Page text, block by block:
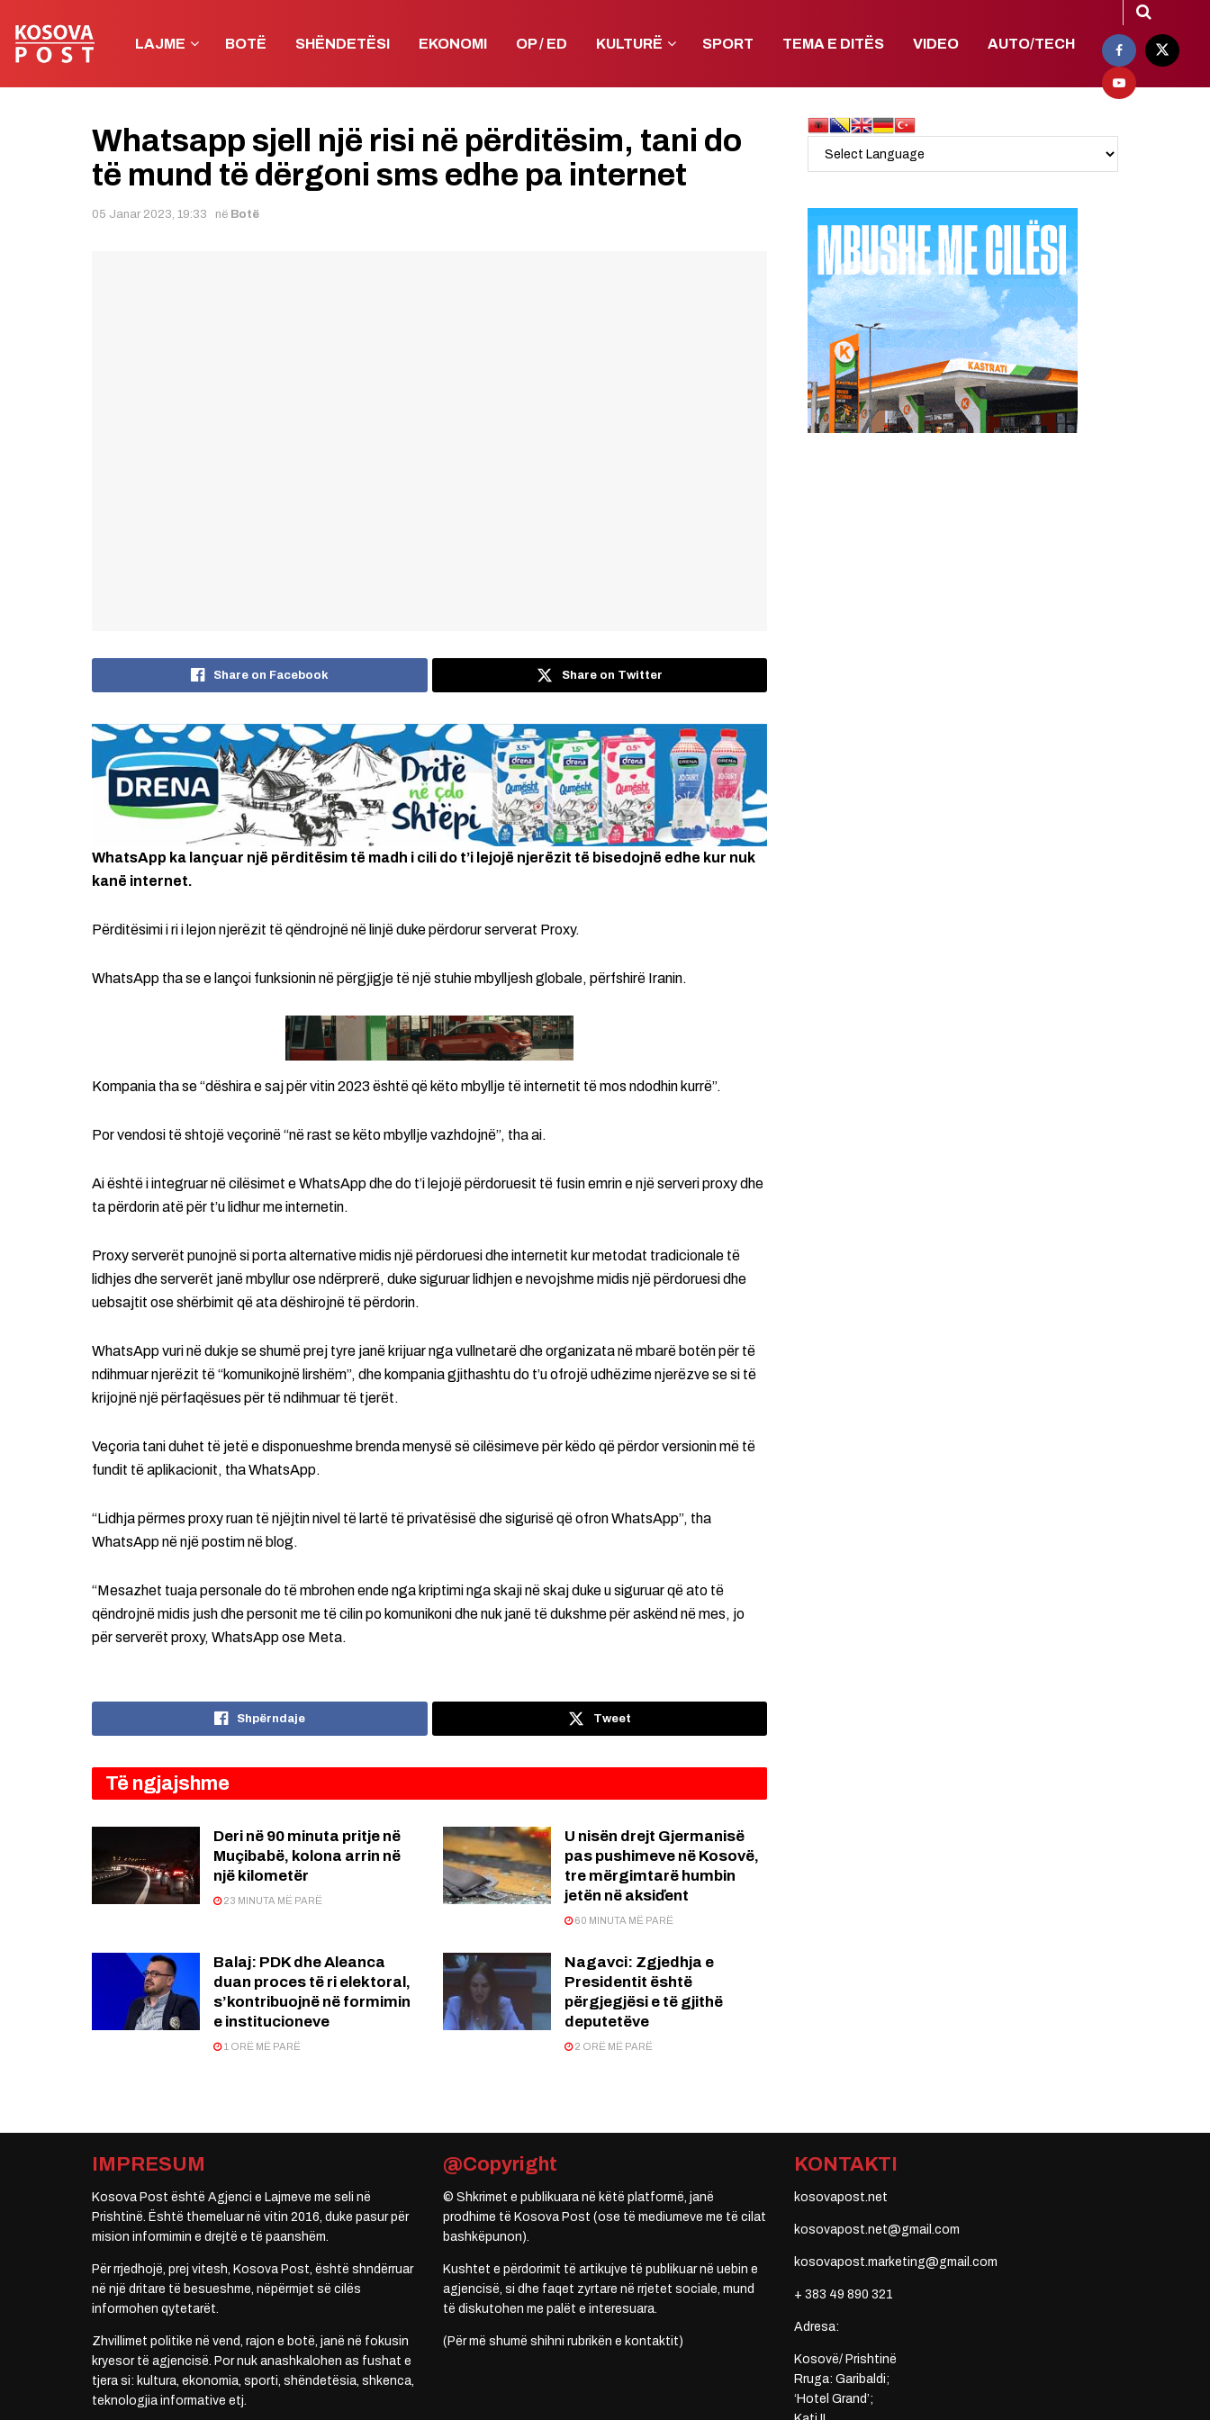
LAJME BOTË SHËNDETËSI EKONOMI OP / ED KULTURË SPORT TEMA E DITËS VIDEO AUTO/TECH
Whatsapp sjell një risi në përditësim, tani do
të mund të dërgoni sms edhe pa internet
05 Janar 2023, 19:33 në Botë
Share on Facebook Share on Twitter
WhatsApp ka lançuar një përditësim të madh i cili do t’i lejojë njerëzit të bisedojnë edhe kur nuk
kanë internet.
Përditësimi i ri i lejon njerëzit të qëndrojnë në linjë duke përdorur serverat Proxy.
WhatsApp tha se e lançoi funksionin në përgjigje të një stuhie mbylljesh globale, përfshirë Iranin.
Kompania tha se “dëshira e saj për vitin 2023 është që këto mbyllje të internetit të mos ndodhin kurrë”.
Por vendosi të shtojë veçorinë “në rast se këto mbyllje vazhdojnë”, tha ai.
Ai është i integruar në cilësimet e WhatsApp dhe do t’i lejojë përdoruesit të fusin emrin e një serveri proxy dhe
ta përdorin atë për t’u lidhur me internetin.
Proxy serverët punojnë si porta alternative midis një përdoruesi dhe internetit kur metodat tradicionale të
lidhjes dhe serverët janë mbyllur ose ndërprerë, duke siguruar lidhjen e nevojshme midis një përdoruesi dhe
uebsajtit ose shërbimit që ata dëshirojnë të përdorin.
WhatsApp vuri në dukje se shumë prej tyre janë krijuar nga vullnetarë dhe organizata në mbarë botën për të
ndihmuar njerëzit të “komunikojnë lirshëm”, dhe kompania gjithashtu do t’u ofrojë udhëzime njerëzve se si të
krijojnë një përfaqësues për të ndihmuar të tjerët.
Veçoria tani duhet të jetë e disponueshme brenda menysë së cilësimeve për këdo që përdor versionin më të
fundit të aplikacionit, tha WhatsApp.
“Lidhja përmes proxy ruan të njëjtin nivel të lartë të privatësisë dhe sigurisë që ofron WhatsApp”, tha
WhatsApp në një postim në blog.
“Mesazhet tuaja personale do të mbrohen ende nga kriptimi nga skaji në skaj duke u siguruar që ato të
qëndrojnë midis jush dhe personit me të cilin po komunikoni dhe nuk janë të dukshme për askënd në mes, jo
për serverët proxy, WhatsApp ose Meta.
Shpërndaje Tweet
Të ngjajshme
Deri në 90 minuta pritje në
Muçibabë, kolona arrin në
një kilometër
23 MINUTA MË PARË
U nisën drejt Gjermanisë
pas pushimeve në Kosovë,
tre mërgimtarë humbin
jetën në aksiďent
60 MINUTA MË PARË
Balaj: PDK dhe Aleanca
duan proces të ri elektoral,
s’kontribuojnë në formimin
e institucioneve
1 ORË MË PARË
Nagavci: Zgjedhja e
Presidentit është
përgjegjësi e të gjithë
deputetëve
2 ORË MË PARË
IMPRESUM
Kosova Post është Agjenci e Lajmeve me seli në
Prishtinë. Është themeluar në vitin 2016, duke pasur për
mision informimin e drejtë e të paanshëm.
Për rrjedhojë, prej vitesh, Kosova Post, është shndërruar
në një dritare të besueshme, nëpërmjet së cilës
informohen qytetarët.
Zhvillimet politike në vend, rajon e botë, janë në fokusin
kryesor të agjencisë. Por nuk anashkalohen as fushat e
tjera si: kultura, ekonomia, sporti, shëndetësia, shkenca,
teknologjia informative etj.
@Copyright
© Shkrimet e publikuara në këtë platformë, janë
prodhime të Kosova Post (ose të mediumeve me të cilat
bashkëpunon).
Kushtet e përdorimit të artikujve të publikuar në uebin e
agjencisë, si dhe faqet zyrtare në rrjetet sociale, mund
të diskutohen me palët e interesuara.
(Për më shumë shihni rubrikën e kontaktit)
KONTAKTI
kosovapost.net
kosovapost.net@gmail.com
kosovapost.marketing@gmail.com
+ 383 49 890 321
Adresa:
Kosovë/ Prishtinë
Rruga: Garibaldi;
‘Hotel Grand’;